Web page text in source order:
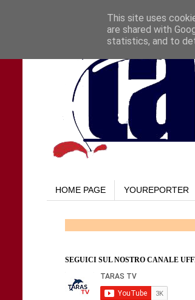
HOME PAGE YOUREPORTER
SEGUICI SUL NOSTRO CANALE
This site uses
are shared with
statistics, and to